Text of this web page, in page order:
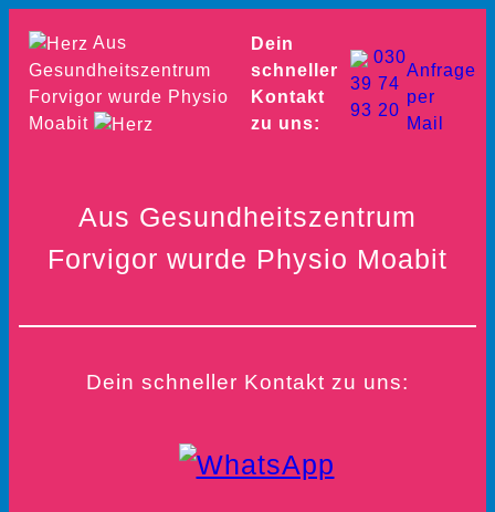
Inhalt
springen
Aus
Gesundheitszentrum
Forvigor wurde Physio
Moabit
Dein
schneller
Kontakt
zu uns:
030
39 74
93 20
Anfrage
per
Mail
Aus Gesundheitszentrum
Forvigor wurde Physio Moabit
Dein schneller Kontakt zu uns: